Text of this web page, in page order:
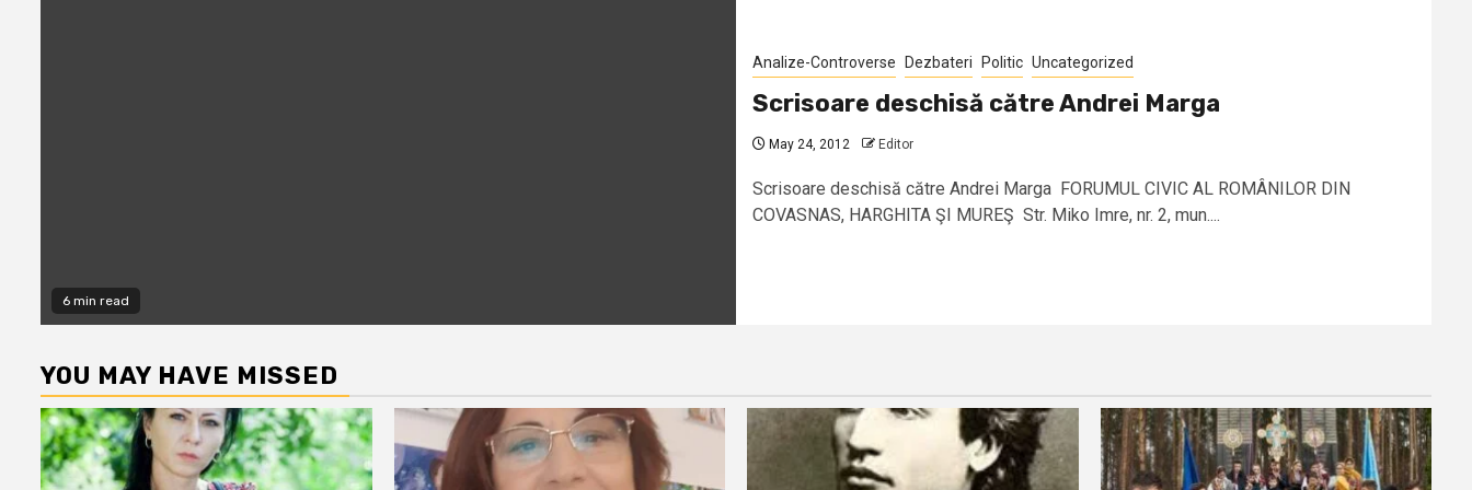
6 min read
Analize-Controverse Dezbateri Politic Uncategorized
Scrisoare deschisă către Andrei Marga
May 24, 2012 Editor
Scrisoare deschisă către Andrei Marga FORUMUL CIVIC AL ROMÂNILOR DIN
COVASNAS, HARGHITA ŞI MUREŞ Str. Miko Imre, nr. 2, mun....
YOU MAY HAVE MISSED